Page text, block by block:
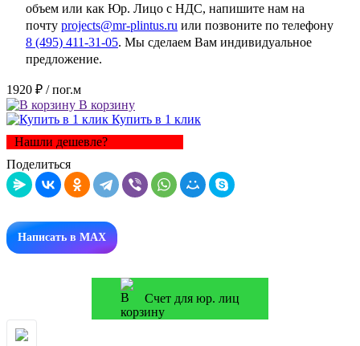
объем или как Юр. Лицо с НДС, напишите нам на
почту projects@mr-plintus.ru или позвоните по телефону
8 (495) 411-31-05. Мы сделаем Вам индивидуальное
предложение.
1920 ₽ / пог.м
В корзину
Купить в 1 клик
Нашли дешевле?
Поделиться
Написать в MAX
Счет для юр. лиц